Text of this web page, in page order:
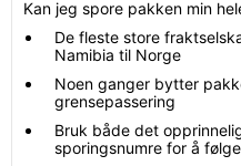
Kan jeg spore pakken min
De fleste store
Namibia til Norge
Noen ganger bytter
grensepassering
Bruk både det
sporingsnumre for å